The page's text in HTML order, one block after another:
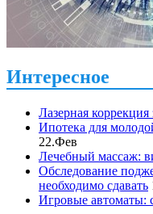
Интересное
Лазерная коррекция
Ипотека для
22.Фев
Лечебный массаж:
Обследование
необходимо сдавать
Игровые автоматы: